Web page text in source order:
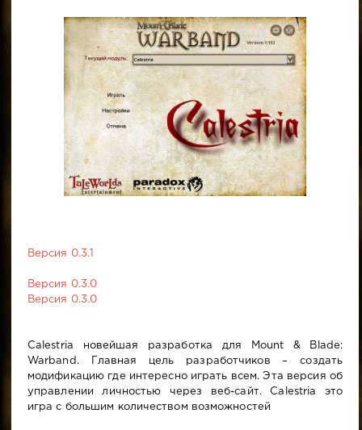
Версия 0.3.1
Версия 0.3.0
Версия 0.3.0
Calestria новейшая разработка для Mount & Blade:
Warband. Главная цель разработчиков – создать
модификацию где интересно играть всем. Эта версия об
управлении личностью через веб-сайт. Calestria это
игра с большим количеством возможностей